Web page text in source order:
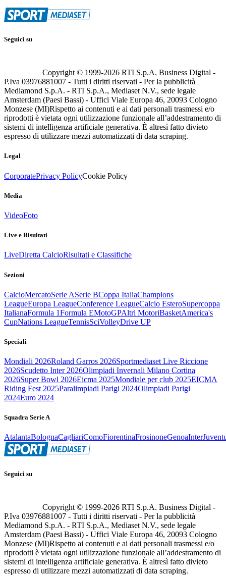
Seguici su
Copyright © 1999-2026 RTI S.p.A. Business Digital -
P.Iva 03976881007 - Tutti i diritti riservati - Per la pubblicità
Mediamond S.p.A. - RTI S.p.A., Mediaset N.V., sede legale
Amsterdam (Paesi Bassi) - Uffici Viale Europa 46, 20093 Cologno
Monzese (MI)Rispetto ai contenuti e ai dati personali trasmessi e/o
riprodotti è vietata ogni utilizzazione funzionale all’addestramento di
sistemi di intelligenza artificiale generativa. È altresì fatto divieto
espresso di utilizzare mezzi automatizzati di data scraping.
Legal
CorporatePrivacy PolicyCookie Policy
Media
VideoFoto
Live e Risultati
LiveDiretta CalcioRisultati e Classifiche
Sezioni
CalcioMercatoSerie ASerie BCoppa ItaliaChampions
LeagueEuropa LeagueConference LeagueCalcio EsteroSupercoppa
ItalianaFormula 1Formula EMotoGPAltri MotoriBasketAmerica's
CupNations LeagueTennisSciVolleyDrive UP
Speciali
Mondiali 2026Roland Garros 2026Sportmediaset Live Riccione
2026Scudetto Inter 2026Olimpiadi Invernali Milano Cortina
2026Super Bowl 2026Eicma 2025Mondiale per club 2025EICMA
Riding Fest 2025Paralimpiadi Parigi 2024Olimpiadi Parigi
2024Euro 2024
Squadra Serie A
AtalantaBolognaCagliariComoFiorentinaFrosinoneGenoaInter
Seguici su
Copyright © 1999-2026 RTI S.p.A. Business Digital -
P.Iva 03976881007 - Tutti i diritti riservati - Per la pubblicità
Mediamond S.p.A. - RTI S.p.A., Mediaset N.V., sede legale
Amsterdam (Paesi Bassi) - Uffici Viale Europa 46, 20093 Cologno
Monzese (MI)Rispetto ai contenuti e ai dati personali trasmessi e/o
riprodotti è vietata ogni utilizzazione funzionale all’addestramento di
sistemi di intelligenza artificiale generativa. È altresì fatto divieto
espresso di utilizzare mezzi automatizzati di data scraping.